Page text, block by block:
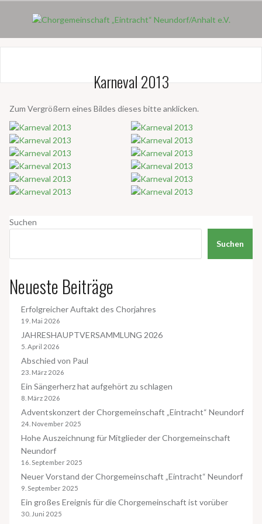
Karneval 2013
Zum Vergrößern eines Bildes dieses bitte anklicken.
Suchen
Suchen
Neueste Beiträge
Erfolgreicher Auftakt des Chorjahres
19. Mai 2026
JAHRESHAUPTVERSAMMLUNG 2026
5. April 2026
Abschied von Paul
23. März 2026
Ein Sängerherz hat aufgehört zu schlagen
8. März 2026
Adventskonzert der Chorgemeinschaft „Eintracht“ Neundorf
24. November 2025
Hohe Auszeichnung für Mitglieder der Chorgemeinschaft
Neundorf
16. September 2025
Neuer Vorstand der Chorgemeinschaft „Eintracht“ Neundorf
9. September 2025
Ein großes Ereignis für die Chorgemeinschaft ist vorüber
30. Juni 2025